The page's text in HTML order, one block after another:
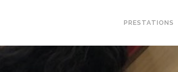
PRESTATIONS